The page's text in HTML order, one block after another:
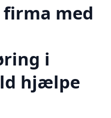
med
i
hjælpe